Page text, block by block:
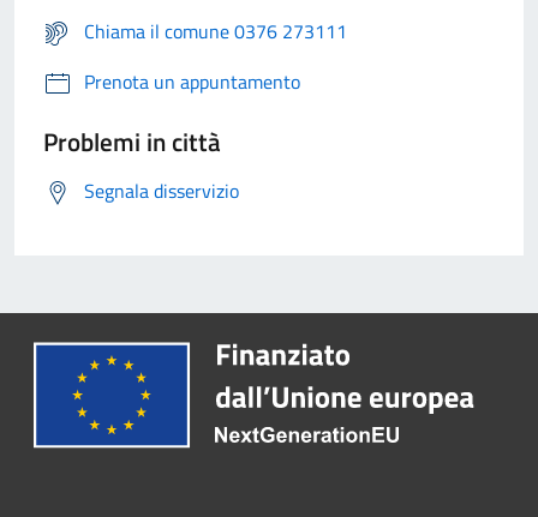
Chiama il comune 0376 273111
Prenota un appuntamento
Problemi in città
Segnala disservizio